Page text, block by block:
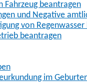
Fahrzeug beantragen
und Negative
von
beantragen
im